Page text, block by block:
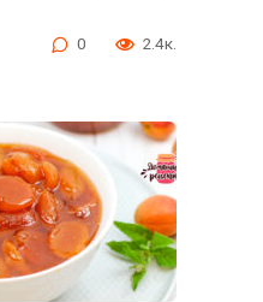
0 2.4к.